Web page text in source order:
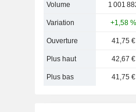
Volume 1 001
Variation +1,58 %
Ouverture 41,75 €
Plus haut 42,67 €
Plus bas 41,75 €